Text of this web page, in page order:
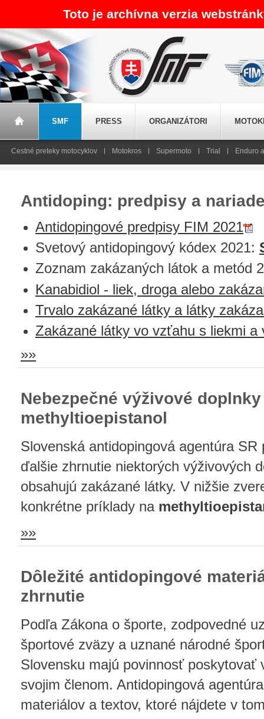
Toto je archívna verzia
SMF PRESS ORGANIZÁTORI
Cestné preteky motocyklov Motokros Supermoto Trial Enduro
Antidoping: predpisy a
Antidopingové predpisy FIM 2021
Svetový antidopingový kódex 2021:
Zoznam zakázaných látok a metód
Kanabidiol - liek, droga alebo
Trvalo zakázané látky a látky
Zakázané látky vo vzťahu s liekmi a
»»
Nebezpečné výživové doplnky
methyltioepistanol
Slovenská antidopingová agentúra SR
ďalšie zhrnutie niektorých výživových
obsahujú zakázané látky. V nižšie
konkrétne príklady na
»»
Dôležité antidopingové
zhrnutie
Podľa Zákona o športe, zodpovedné
športové zväzy a uznané národné
Slovensku majú povinnosť poskytovať
svojim členom. Antidopingová
materiálov a textov, ktoré nájdete v